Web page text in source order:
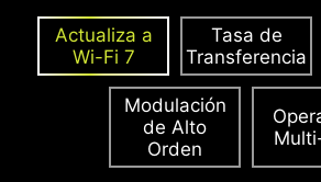
Actualiza a
Wi-Fi 7
Tasa de
Transferencia
Modulación
de Alto
Orden
dedicada para las altas
GPU utilizadas en
juegos, asegurando un
estable, eficiente y
información sobre la
gabinetes.